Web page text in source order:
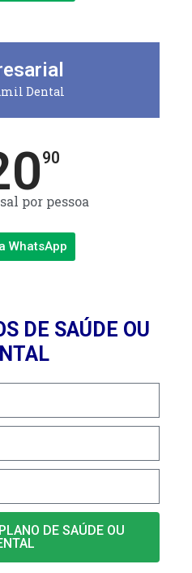
Dental
90
por pessoa
WhatsApp
DE SAÚDE OU
DE SAÚDE OU